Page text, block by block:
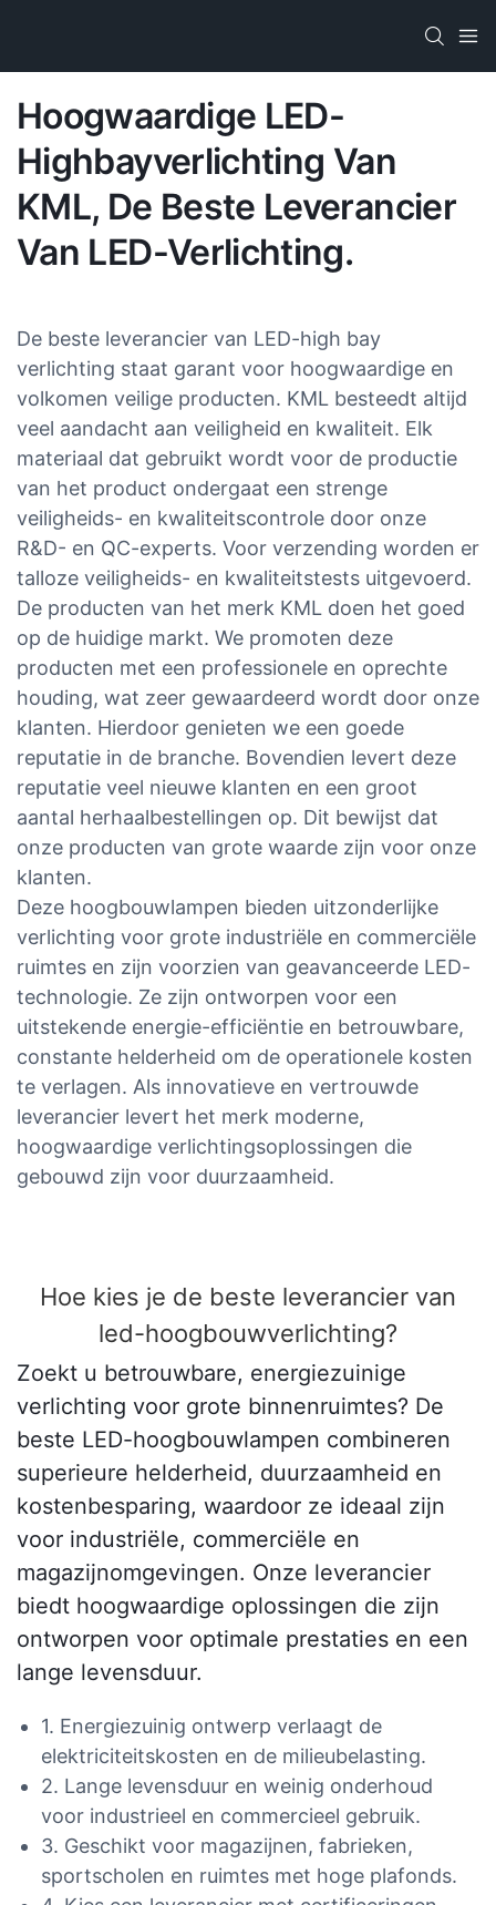
Hoogwaardige LED-
Highbayverlichting Van
KML, De Beste Leverancier
Van LED-Verlichting.
De beste leverancier van LED-high bay
verlichting staat garant voor hoogwaardige en
volkomen veilige producten. KML besteedt altijd
veel aandacht aan veiligheid en kwaliteit. Elk
materiaal dat gebruikt wordt voor de productie
van het product ondergaat een strenge
veiligheids- en kwaliteitscontrole door onze
R&D- en QC-experts. Voor verzending worden er
talloze veiligheids- en kwaliteitstests uitgevoerd.
De producten van het merk KML doen het goed
op de huidige markt. We promoten deze
producten met een professionele en oprechte
houding, wat zeer gewaardeerd wordt door onze
klanten. Hierdoor genieten we een goede
reputatie in de branche. Bovendien levert deze
reputatie veel nieuwe klanten en een groot
aantal herhaalbestellingen op. Dit bewijst dat
onze producten van grote waarde zijn voor onze
klanten.
Deze hoogbouwlampen bieden uitzonderlijke
verlichting voor grote industriële en commerciële
ruimtes en zijn voorzien van geavanceerde LED-
technologie. Ze zijn ontworpen voor een
uitstekende energie-efficiëntie en betrouwbare,
constante helderheid om de operationele kosten
te verlagen. Als innovatieve en vertrouwde
leverancier levert het merk moderne,
hoogwaardige verlichtingsoplossingen die
gebouwd zijn voor duurzaamheid.
Hoe kies je de beste leverancier van
led-hoogbouwverlichting?
Zoekt u betrouwbare, energiezuinige
verlichting voor grote binnenruimtes? De
beste LED-hoogbouwlampen combineren
superieure helderheid, duurzaamheid en
kostenbesparing, waardoor ze ideaal zijn
voor industriële, commerciële en
magazijnomgevingen. Onze leverancier
biedt hoogwaardige oplossingen die zijn
ontworpen voor optimale prestaties en een
lange levensduur.
1. Energiezuinig ontwerp verlaagt de
elektriciteitskosten en de milieubelasting.
2. Lange levensduur en weinig onderhoud
voor industrieel en commercieel gebruik.
3. Geschikt voor magazijnen, fabrieken,
sportscholen en ruimtes met hoge plafonds.